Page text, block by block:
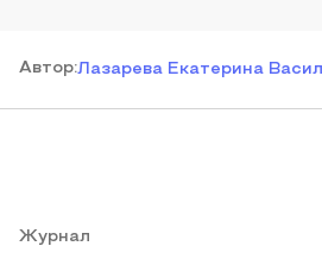
Автор:Лазарева Екатерина
Журнал